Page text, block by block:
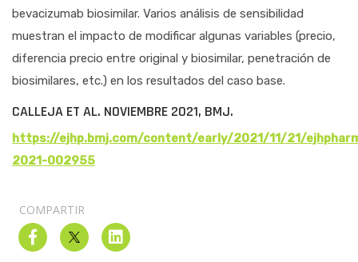
bevacizumab biosimilar. Varios análisis de sensibilidad
muestran el impacto de modificar algunas variables (precio,
diferencia precio entre original y biosimilar, penetración de
biosimilares, etc.) en los resultados del caso base.
CALLEJA ET AL. NOVIEMBRE 2021, BMJ.
https://ejhp.bmj.com/content/early/2021/11/21/
2021-002955
COMPARTIR